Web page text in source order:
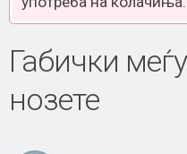
Габички
нозете